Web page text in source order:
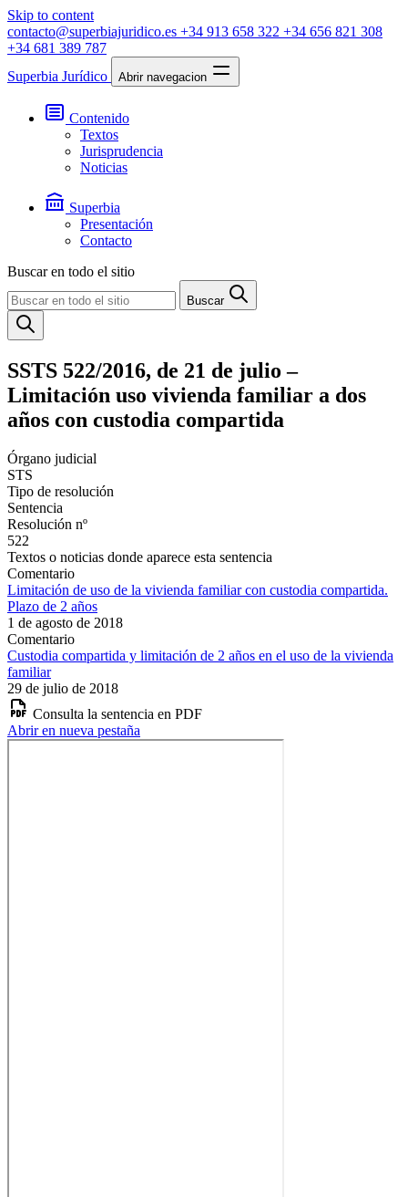
Skip to content
contacto@superbiajuridico.es +34 913 658 322 +34 656 821 308
+34 681 389 787
Superbia Jurídico
Abrir navegacion
Contenido
Textos
Jurisprudencia
Noticias
Superbia
Presentación
Contacto
Buscar en todo el sitio
Buscar
SSTS 522/2016, de 21 de julio –
Limitación uso vivienda familiar a dos
años con custodia compartida
Órgano judicial
STS
Tipo de resolución
Sentencia
Resolución nº
522
Textos o noticias donde aparece esta sentencia
Comentario
Limitación de uso de la vivienda familiar con custodia compartida.
Plazo de 2 años
1 de agosto de 2018
Comentario
Custodia compartida y limitación de 2 años en el uso de la vivienda
familiar
29 de julio de 2018
Consulta la sentencia en PDF
Abrir en nueva pestaña